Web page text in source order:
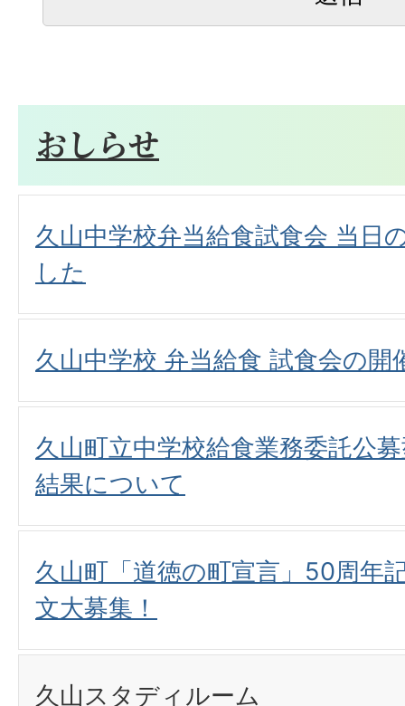
おしらせ
久山中学校弁当給食試食会 当日
した
久山中学校 弁当給食 試食会の開
久山町立中学校給食業務委託公
結果について
久山町「道徳の町宣言」50周年
文大募集！
久山スタディルーム